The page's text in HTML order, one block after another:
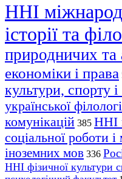
ННІ
історії та
природничих та
економіки і права
культури, спорту
української
комунікацій 385 ННІ
соціальної роботи
іноземних мов 336
ННІ фізичної культури